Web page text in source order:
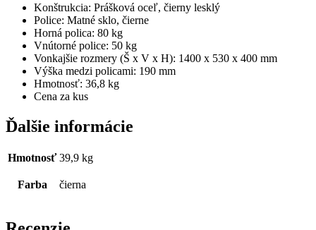
Konštrukcia: Prášková oceľ, čierny lesklý
Police: Matné sklo, čierne
Horná polica: 80 kg
Vnútorné police: 50 kg
Vonkajšie rozmery (Š x V x H): 1400 x 530 x 400 mm
Výška medzi policami: 190 mm
Hmotnosť: 36,8 kg
Cena za kus
Ďalšie informácie
Hmotnosť 39,9 kg
Farba čierna